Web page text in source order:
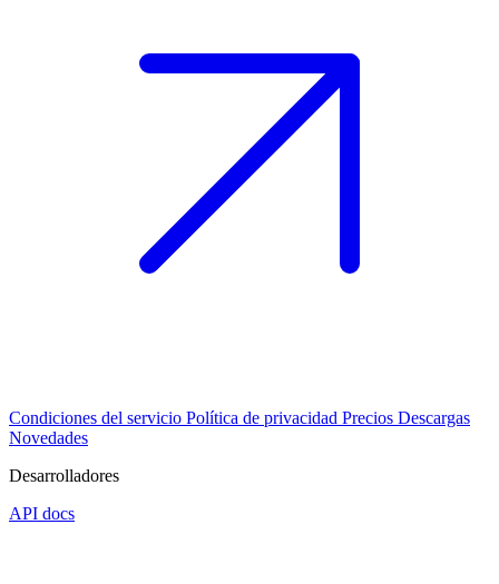
Condiciones del servicio Política de privacidad Precios Descargas
Novedades
Desarrolladores
API docs